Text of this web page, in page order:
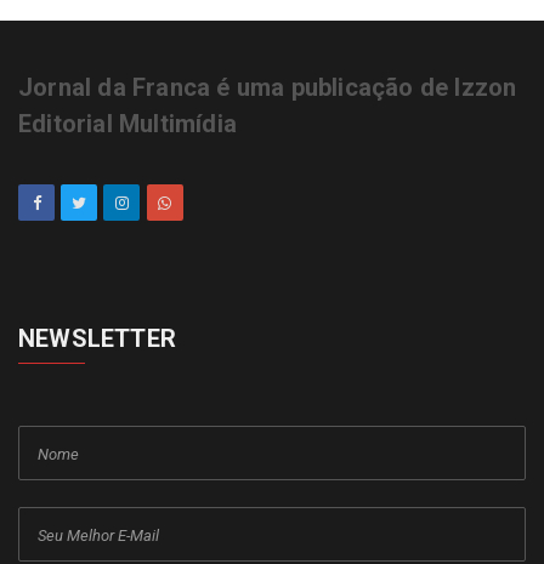
Jornal da Franca é uma publicação de Izzon
Editorial Multimídia
NEWSLETTER